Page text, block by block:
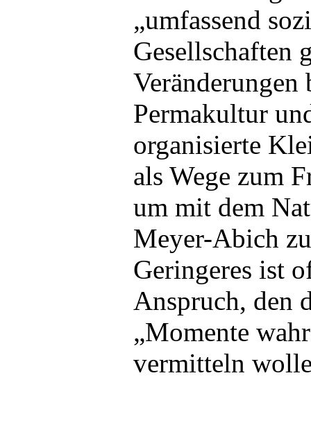
„umfassend
Gesellschaften
Permakultur
organisierte
als Wege zum
um mit dem
Meyer-Abich
Geringeres ist
Anspruch, den
„Momente
vermitteln